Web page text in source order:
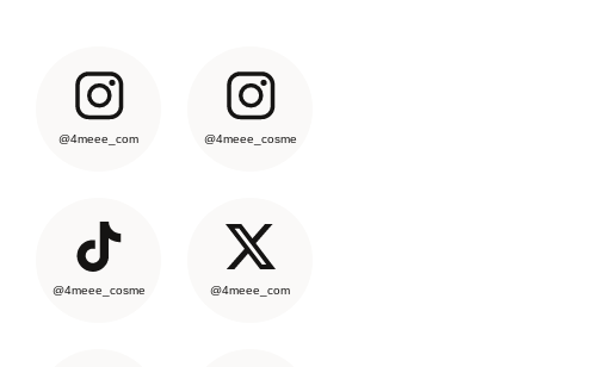
@4meee_com @4meee_cosme
@4meee_cosme @4meee_com